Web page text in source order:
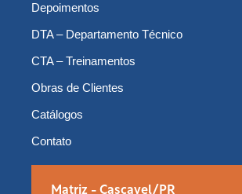
Depoimentos
DTA – Departamento Técnico
CTA – Treinamentos
Obras de Clientes
Catálogos
Contato
Matriz - Cascavel/PR